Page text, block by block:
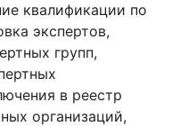
квалификации по
экспертов,
групп,
в реестр
организаций,